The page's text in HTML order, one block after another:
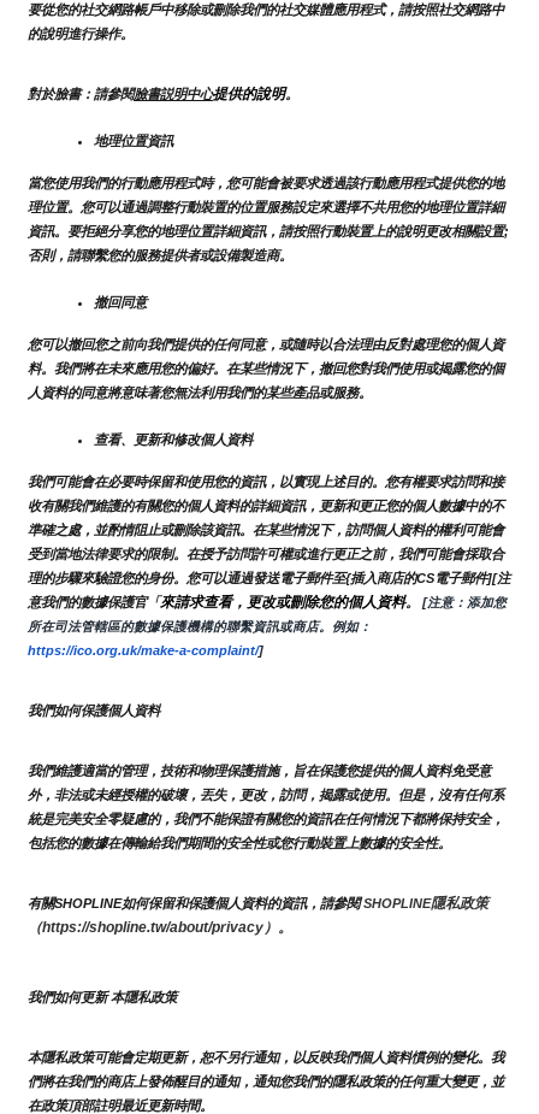
要從您的社交網路帳戶中移除或刪除我們的社交媒體應用程式，請按照社交網路中
的說明進行操作。
對於臉書：請參閱臉書説明中心提供的說明。
地理位置資訊
當您使用我們的行動應用程式時，您可能會被要求透過該行動應用程式提供您的地
理位置。您可以通過調整行動裝置的位置服務設定來選擇不共用您的地理位置詳細
資訊。要拒絕分享您的地理位置詳細資訊，請按照行動裝置上的說明更改相關設置;
否則，請聯繫您的服務提供者或設備製造商。
撤回同意
您可以撤回您之前向我們提供的任何同意，或隨時以合法理由反對處理您的個人資
料。我們將在未來應用您的偏好。在某些情況下，撤回您對我們使用或揭露您的個
人資料的同意將意味著您無法利用我們的某些產品或服務。
查看、更新和修改個人資料
我們可能會在必要時保留和使用您的資訊，以實現上述目的。您有權要求訪問和接
收有關我們維護的有關您的個人資料的詳細資訊，更新和更正您的個人數據中的不
準確之處，並酌情阻止或刪除該資訊。在某些情況下，訪問個人資料的權利可能會
受到當地法律要求的限制。在授予訪問許可權或進行更正之前，我們可能會採取合
理的步驟來驗證您的身份。您可以通過發送電子郵件至{插入商店的CS電子郵件][注
意我們的數據保護官「來請求查看，更改或刪除您的個人資料。
[注意：添加您
所在司法管轄區的數據保護機構的聯繫資訊或商店。例如：
https://ico.org.uk/make-a-complaint/]
我們如何保護個人資料
我們維護適當的管理，技術和物理保護措施，旨在保護您提供的個人資料免受意
外，非法或未經授權的破壞，丟失，更改，訪問，揭露或使用。但是，沒有任何系
統是完美安全零疑慮的，我們不能保證有關您的資訊在任何情況下都將保持安全，
包括您的數據在傳輸給我們期間的安全性或您行動裝置上數據的安全性。
有關SHOPLINE如何保留和保護個人資料的資訊，請參閱 SHOPLINE隱私政策
（https://shopline.tw/about/privacy）。
我們如何更新 本隱私政策
本隱私政策可能會定期更新，恕不另行通知，以反映我們個人資料慣例的變化。我
們將在我們的商店上發佈醒目的通知，通知您我們的隱私政策的任何重大變更，並
在政策頂部註明最近更新時間。